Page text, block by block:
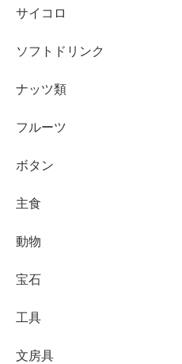
サイコロ
ソフトドリンク
ナッツ類
フルーツ
ボタン
主食
動物
宝石
工具
文房具